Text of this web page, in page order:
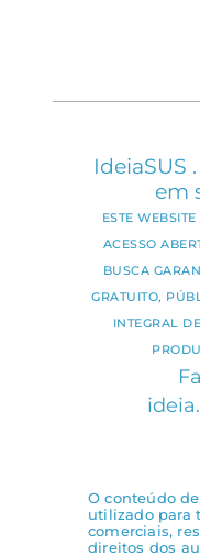
IdeiaSUS
em
ESTE
ACESSO
BUSCA
GRATUITO,
INTEGRAL
O conteúdo
utilizado para
comerciais,
direitos dos